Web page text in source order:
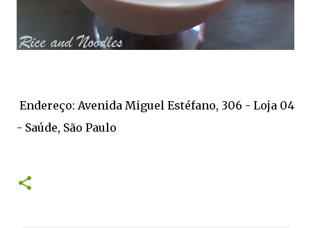
Endereço: Avenida Miguel Estéfano, 306 - Loja 04
- Saúde, São Paulo